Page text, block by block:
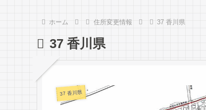
ホーム 住所変更情報 37 香川県
37 香川県
37 香川県